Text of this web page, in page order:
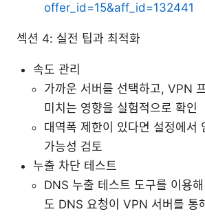
offer_id=15&aff_id=132441
섹션 4: 실전 팁과 최적화
속도 관리
가까운 서버를 선택하고, VPN
미치는 영향을 실험적으로 확인
대역폭 제한이 있다면 설정에서
가능성 검토
누출 차단 테스트
DNS 누출 테스트 도구를 이용
도 DNS 요청이 VPN 서버를 통